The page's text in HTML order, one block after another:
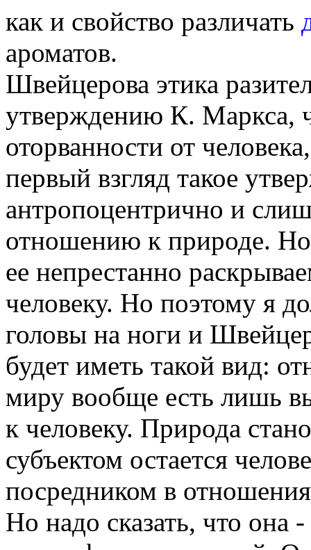
как и свойство различать
ароматов.
Швейцерова этика
утверждению К. Маркса,
оторванности от
первый взгляд такое
антропоцентрично и
отношению к природе.
ее непрестанно
человеку. Но поэтому я
головы на ноги и
будет иметь такой вид:
миру вообще есть лишь
к человеку. Природа
субъектом остается
посредником в
Но надо сказать, что она